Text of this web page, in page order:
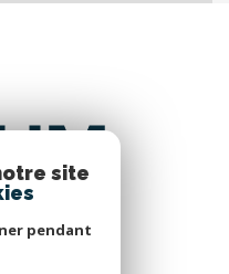
site
pendant